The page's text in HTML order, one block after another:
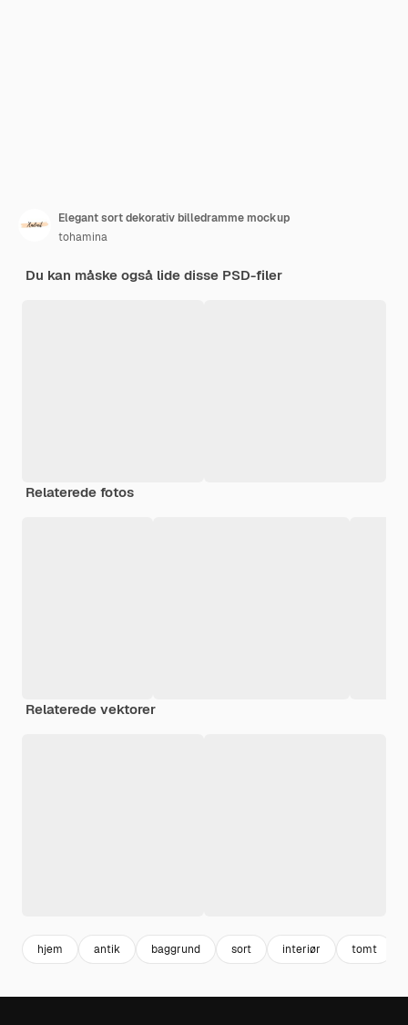
Elegant sort dekorativ billedramme mockup
tohamina
Du kan måske også lide disse PSD-filer
Relaterede fotos
Relaterede vektorer
hjem antik baggrund sort interiør tomt